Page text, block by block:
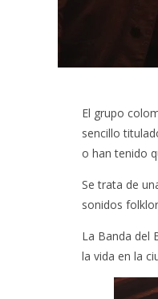
El grupo
sencillo
o han tenido
Se trata de
sonidos
La Banda del
la vida en la